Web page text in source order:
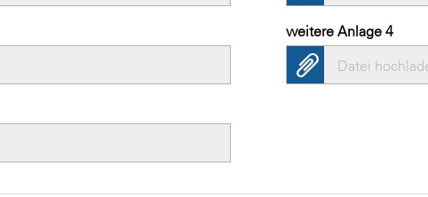
weitere Anlage 4
Datei